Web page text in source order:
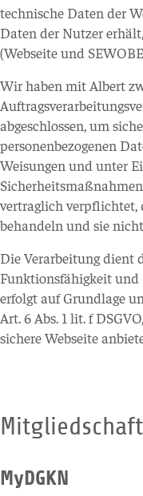
technische Daten der
Daten der Nutzer
(Webseite und
Wir haben mit Albert
abgeschlossen, um
personenbezogenen
Weisungen und unter
vertraglich verpflichtet,
behandeln und sie
Die Verarbeitung dient
Funktionsfähigkeit und
erfolgt auf Grundlage
Art. 6 Abs. 1 lit. f
sichere Webseite
Mitgliedschaft
MyDGKN